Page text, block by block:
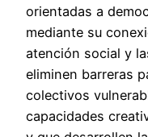
orientadas a
mediante su
atención social y
eliminen barreras
colectivos
capacidades